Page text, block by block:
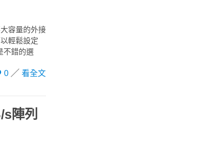
容量的外接
輕鬆設定
不錯的選
0
看全文
s陣列